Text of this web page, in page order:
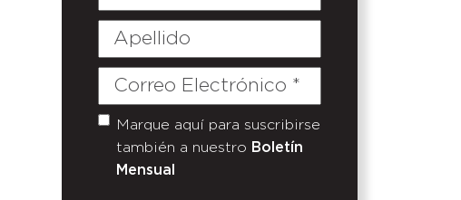
Pila
Apellido
Correo
Untitled
Marque aquí para suscribirse
también a nuestro Boletín
Mensual